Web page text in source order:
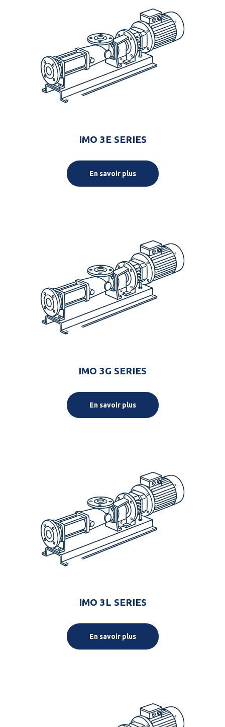
IMO 3E SERIES
En savoir plus
IMO 3G SERIES
En savoir plus
IMO 3L SERIES
En savoir plus